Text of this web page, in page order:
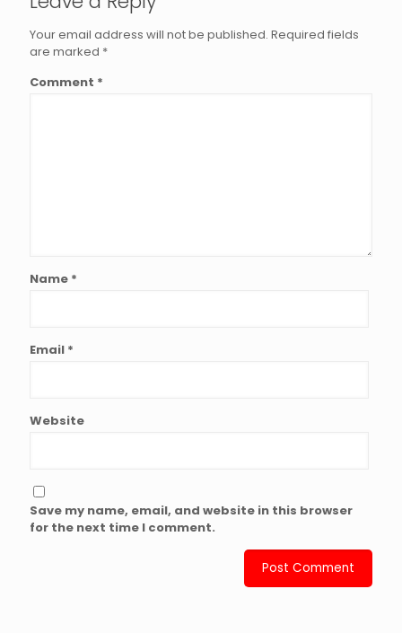
Your email address will not be published. Required fields
are marked *
Comment *
Name *
Email *
Website
Save my name, email, and website in this browser
for the next time I comment.